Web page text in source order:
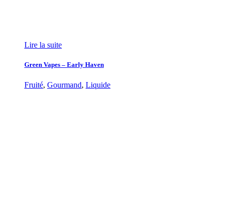
Lire la suite
Green Vapes – Early Haven
Fruité, Gourmand, Liquide